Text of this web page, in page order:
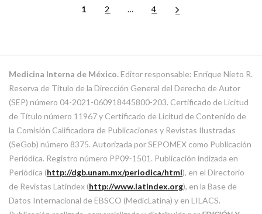
1 2 … 4
Medicina Interna de México.Editor responsable: Enrique Nieto R.
Reserva de Título de la Dirección General del Derecho de Autor
(SEP) número 04-2021-060918445800-203. Certificado de Licitud
de Título número 11967 y Certificado de Licitud de Contenido de
la Comisión Calificadora de Publicaciones y Revistas Ilustradas
(SeGob) número 8375. Autorizada por SEPOMEX como Publicación
Periódica. Registro número PP09-1501. Publicación indizada en
Periódica (http://dgb.unam.mx/periodica/html), en el Directorio
de Revistas Latindex (http://www.latindex.org), en la Base de
Datos Internacional de EBSCO (MedicLatina) y en LILACS.